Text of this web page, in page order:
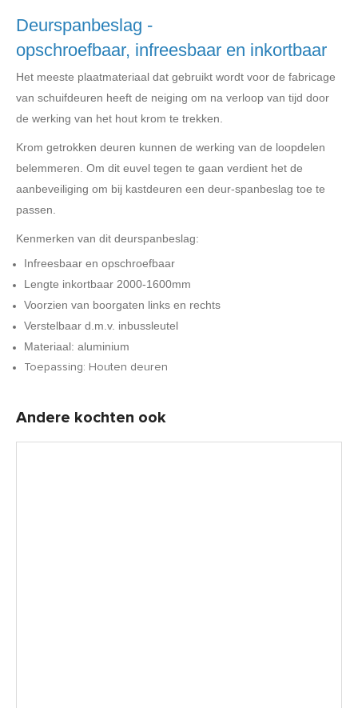
Deurspanbeslag -
opschroefbaar, infreesbaar en inkortbaar
Het meeste plaatmateriaal dat gebruikt wordt voor de fabricage
van schuifdeuren heeft de neiging om na verloop van tijd door
de werking van het hout krom te trekken.
Krom getrokken deuren kunnen de werking van de loopdelen
belemmeren. Om dit euvel tegen te gaan verdient het de
aanbeveiliging om bij kastdeuren een deur-spanbeslag toe te
passen.
Kenmerken van dit deurspanbeslag:
Infreesbaar en opschroefbaar
Lengte inkortbaar 2000-1600mm
Voorzien van boorgaten links en rechts
Verstelbaar d.m.v. inbussleutel
Materiaal: aluminium
Toepassing: Houten deuren
Andere kochten ook